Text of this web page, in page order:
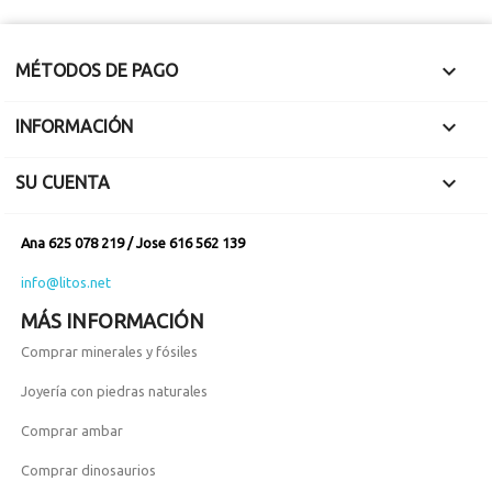
MÉTODOS DE PAGO 
INFORMACIÓN 
SU CUENTA 
Ana 625 078 219 / Jose 616 562 139
info@litos.net
MÁS INFORMACIÓN
Comprar minerales y fósiles
Joyería con piedras naturales
Comprar ambar
Comprar dinosaurios